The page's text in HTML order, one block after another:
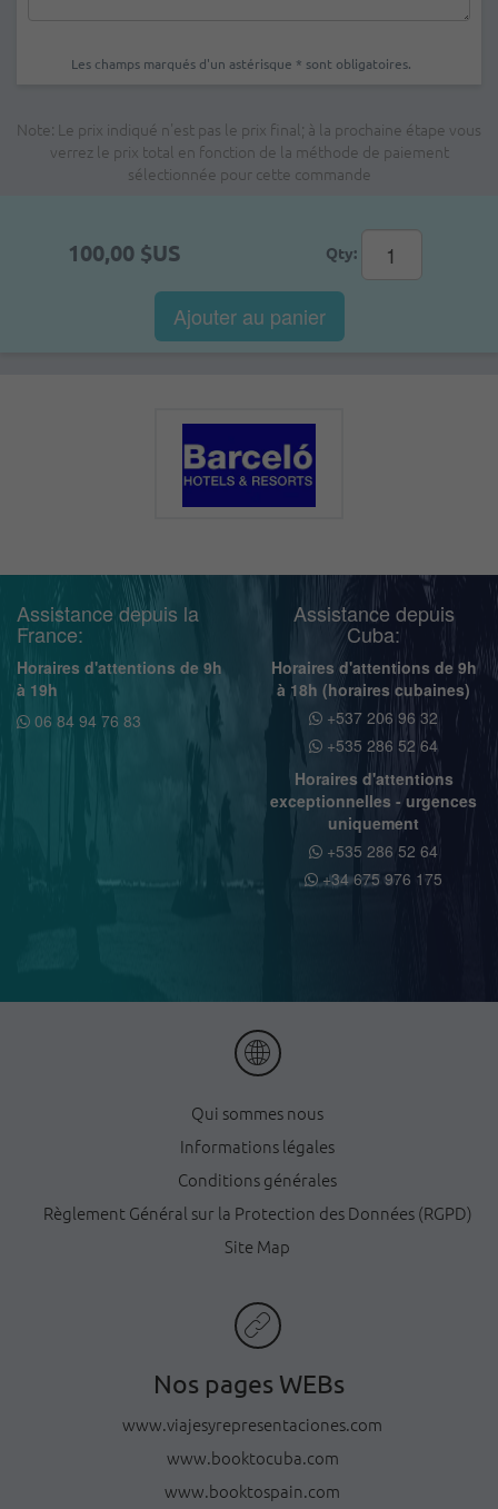
Les champs marqués d'un astérisque * sont obligatoires.
Note: Le prix indiqué n'est pas le prix final; à la prochaine étape vous
verrez le prix total en fonction de la méthode de paiement
sélectionnée pour cette commande
100,00 $US Qty:
Ajouter au panier
Assistance depuis la
France:
Horaires d'attentions de 9h
à 19h
06 84 94 76 83
Assistance depuis
Cuba:
Horaires d'attentions de 9h
à 18h (horaires cubaines)
+537 206 96 32
+535 286 52 64
Horaires d'attentions
exceptionnelles - urgences
uniquement
+535 286 52 64
+34 675 976 175
Qui sommes nous
Informations légales
Conditions générales
Règlement Général sur la Protection des Données (RGPD)
Site Map
Nos pages WEBs
www.viajesyrepresentaciones.com
www.booktocuba.com
www.booktospain.com